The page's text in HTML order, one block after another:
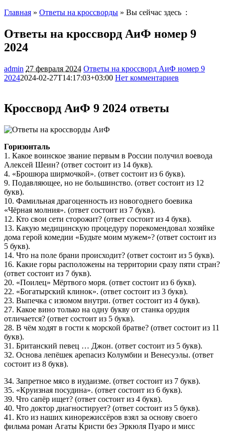
Главная » Ответы на кроссворды » Вы сейчас здесь :
Ответы на кроссворд АиФ номер 9
2024
admin 27 февраля 2024 Ответы на кроссворд АиФ номер 9
20242024-02-27T14:17:03+03:00 Нет комментариев
Кроссворд АиФ 9 2024 ответы
Горизонталь
1. Какое воинское звание первым в России получил воевода
Алексей Шеин? (ответ состоит из 14 букв).
4. «Брошюра ширмочкой». (ответ состоит из 6 букв).
9. Подавляющее, но не большинство. (ответ состоит из 12
букв).
10. Фамильная драгоценность из новогоднего боевика
«Чёрная молния». (ответ состоит из 7 букв).
12. Кто свои сети сторожит? (ответ состоит из 4 букв).
13. Какую медицинскую процедуру порекомендовал хозяйке
дома герой комедии «Будьте моим мужем»? (ответ состоит из
5 букв).
14. Что на поле брани происходит? (ответ состоит из 5 букв).
16. Какие горы расположены на территории сразу пяти стран?
(ответ состоит из 7 букв).
20. «Поилец» Мёртвого моря. (ответ состоит из 6 букв).
22. «Богатырский клинок». (ответ состоит из 3 букв).
23. Выпечка с изюмом внутри. (ответ состоит из 4 букв).
27. Какое вино только на одну букву от станка орудия
отличается? (ответ состоит из 5 букв).
28. В чём ходят в гости к морской братве? (ответ состоит из 11
букв).
31. Британский певец … Джон. (ответ состоит из 5 букв).
32. Основа лепёшек арепасиз Колумбии и Венесуэлы. (ответ
состоит из 8 букв).
34. Запретное мясо в иудаизме. (ответ состоит из 7 букв).
35. «Круизная посудина». (ответ состоит из 6 букв).
39. Что сапёр ищет? (ответ состоит из 4 букв).
40. Что доктор диагностирует? (ответ состоит из 5 букв).
41. Кто из наших кинорежиссёров взял за основу своего
фильма роман Агаты Кристи без Эркюля Пуаро и мисс